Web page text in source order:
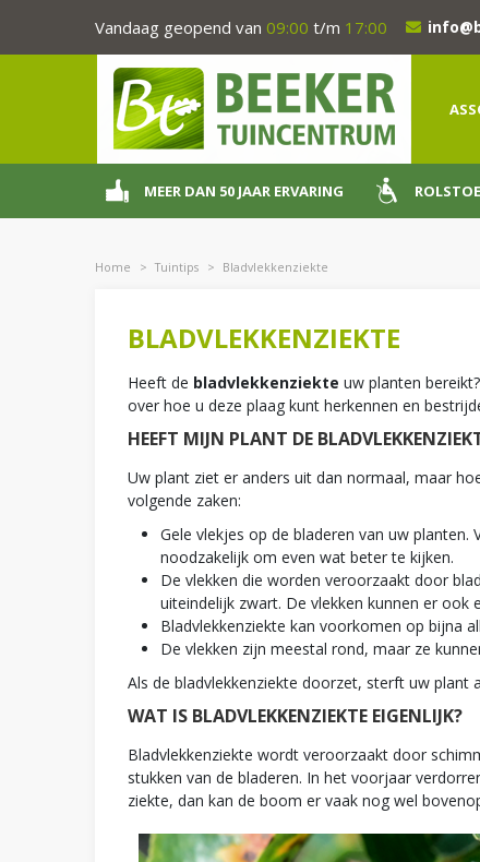
content
Home > Tuintips > Bladvlekkenziekte
Vandaag geopend van 09:00 t/m 17:00
MEER DAN 50 JAAR ERVARING
BLADVLEKKENZIEKTE
Heeft de bladvlekkenziekte uw planten
over hoe u deze plaag kunt herkennen en
HEEFT MIJN PLANT DE
Uw plant ziet er anders uit dan normaal, maar
volgende zaken:
Gele vlekjes op de bladeren van uw
noodzakelijk om even wat beter te kijken.
De vlekken die worden veroorzaakt door
uiteindelijk zwart. De vlekken kunnen er ook
Bladvlekkenziekte kan voorkomen op bijna
De vlekken zijn meestal rond, maar ze
Als de bladvlekkenziekte doorzet, sterft uw plant
WAT IS BLADVLEKKENZIEKTE EIGENLIJK?
Bladvlekkenziekte wordt veroorzaakt door
stukken van de bladeren. In het voorjaar
ziekte, dan kan de boom er vaak nog wel